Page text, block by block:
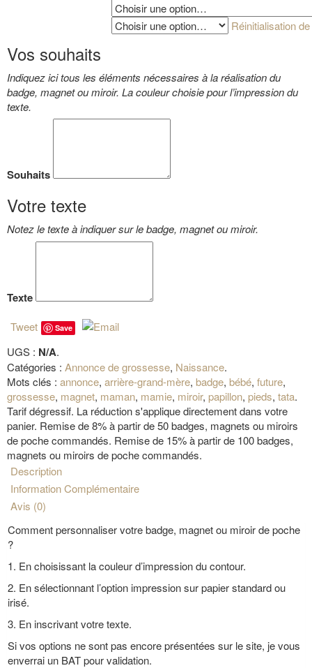
Réinitialisation
Vos souhaits
Indiquez ici tous les éléments nécessaires à la réalisation du
badge, magnet ou miroir. La couleur choisie pour l’impression du
texte.
Souhaits
Votre texte
Notez le texte à indiquer sur le badge, magnet ou miroir.
Texte
Tweet Save
UGS : N/A.
Catégories : Annonce de grossesse, Naissance.
Mots clés : annonce, arrière-grand-mère, badge, bébé, future,
grossesse, magnet, maman, mamie, miroir, papillon, pieds, tata.
Tarif dégressif. La réduction s'applique directement dans votre
panier. Remise de 8% à partir de 50 badges, magnets ou miroirs
de poche commandés. Remise de 15% à partir de 100 badges,
magnets ou miroirs de poche commandés.
Description
Information Complémentaire
Avis (0)
Comment personnaliser votre badge, magnet ou miroir de poche
?
1. En choisissant la couleur d’impression du contour.
2. En sélectionnant l’option impression sur papier standard ou
irisé.
3. En inscrivant votre texte.
Si vos options ne sont pas encore présentées sur le site, je vous
enverrai un BAT pour validation.